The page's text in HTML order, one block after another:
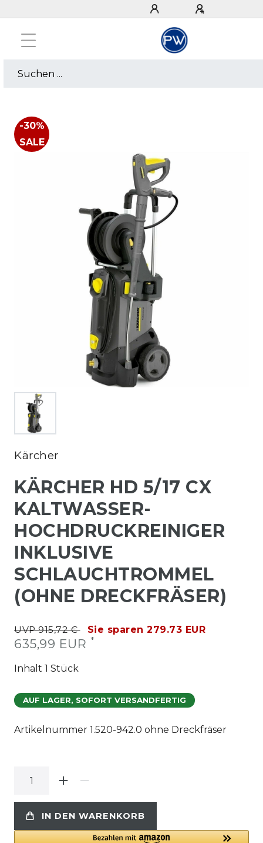
-30%
SALE
Kärcher
KÄRCHER HD 5/17 CX
KALTWASSER-
HOCHDRUCKREINIGER
INKLUSIVE
SCHLAUCHTROMMEL
(OHNE DRECKFRÄSER)
UVP 915,72 € Sie sparen 279.73 EUR
635,99 EUR *
Inhalt 1 Stück
AUF LAGER, SOFORT VERSANDFERTIG
Artikelnummer 1.520-942.0 ohne Dreckfräser
IN DEN WARENKORB